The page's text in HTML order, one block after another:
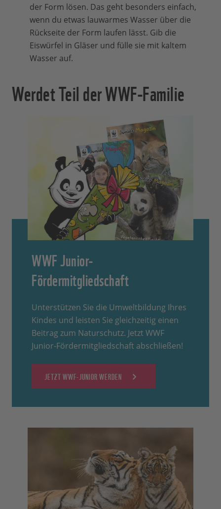
der Form lösen. Das geht besonders einfach,
wenn du etwas lauwarmes Wasser über die
Rückseite der Form laufen lässt. Gib die
Eiswürfel in Gläser und fülle sie mit kaltem
Wasser auf.
Werdet Teil der WWF-Familie
WWF Junior-
Fördermitgliedschaft
Unterstützen Sie die Umweltbildung Ihres
Kindes und leisten Sie gleichzeitig einen
Beitrag zum Naturschutz. Jetzt WWF
Junior-Fördermitgliedschaft abschließen!
JETZT WWF-JUNIOR WERDEN